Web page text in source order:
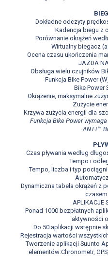
Dokładne odczyty
Kadencja biegu z
Porównanie okrążeń
Wirtualny biegacz
Ocena czasu ukończenia
JAZDA
Obsługa wielu czujników
Funkcja Bike Power
Bike Power
Okrążenie, maksymalne
Zużycie
Krzywa zużycia energii dla
Funkcja Bike Power
ANT+™
Czas pływania według
Tempo i
Tempo, liczba i typ
Dynamiczna tabela okrążeń z
APLIKACJE
Ponad 1000 bezpłatnych
aktywności
Do 50 aplikacji wstępnie
Rejestracja wartości
Tworzenie aplikacji Suunto
elementów:Chronometr,